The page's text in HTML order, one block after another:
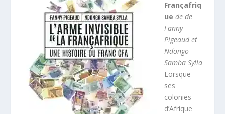
Françafriq
uede de
Fanny
Pigeaud et
Ndongo
Samba Sylla
Lorsque
ses
colonies
d’Afrique